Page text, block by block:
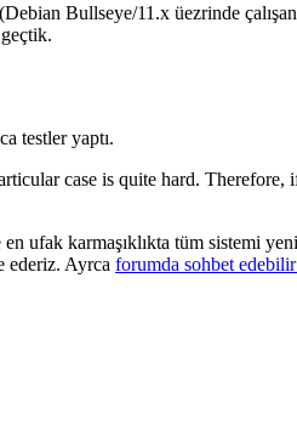
Bullseye/11.x üezrinde
testler yaptı.
case is quite hard. Therefore,
ufak karmaşıklıkta tüm sistemi
ederiz. Ayrca forumda sohbet